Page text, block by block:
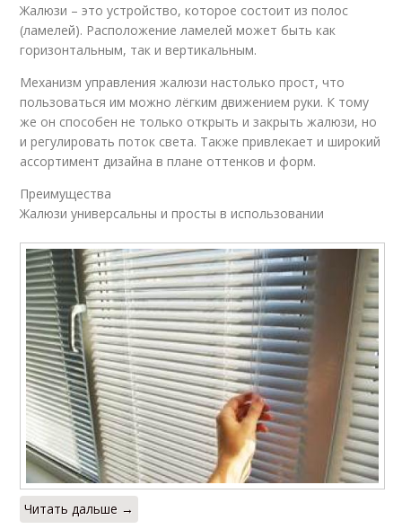
Жалюзи – это устройство, которое состоит из полос
(ламелей). Расположение ламелей может быть как
горизонтальным, так и вертикальным.
Механизм управления жалюзи настолько прост, что
пользоваться им можно лёгким движением руки. К тому
же он способен не только открыть и закрыть жалюзи, но
и регулировать поток света. Также привлекает и широкий
ассортимент дизайна в плане оттенков и форм.
Преимущества
Жалюзи универсальны и просты в использовании
Читать дальше →